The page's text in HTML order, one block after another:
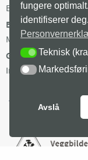
Bilder fra utvalgte
Begrenset opplag
Maks 100
Gratis frakt i Norge
Ingen minstepris.
fungere
identifiserer deg.
TEKNISK (KRAV)
Teknisk
MARKEDSFØRING
Avslå